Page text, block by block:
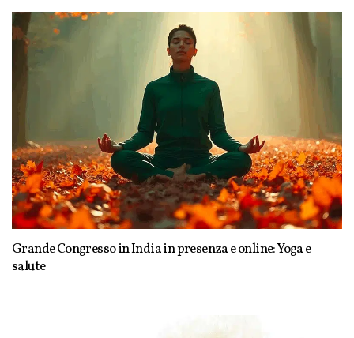
Grande Congresso in India in presenza e online: Yoga e
salute